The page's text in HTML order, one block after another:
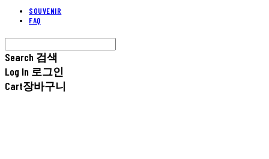
SOUVENIR
FAQ
Search 검색
Log In 로그인
Cart장바구니